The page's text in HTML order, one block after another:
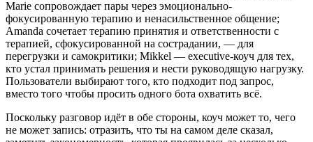
Marie сопровождает пары через эмоционально-
фокусированную терапию и ненасильственное общение;
Amanda сочетает терапию принятия и ответственности с
терапией, сфокусированной на сострадании, — для
перегрузки и самокритики; Mikkel — executive-коуч для тех,
кто устал принимать решения и нести руководящую нагрузку.
Пользователи выбирают того, кто подходит под запрос,
вместо того чтобы просить одного бота охватить всё.
Поскольку разговор идёт в обе стороны, коуч может то, чего
не может запись: отразить, что ты на самом деле сказал,